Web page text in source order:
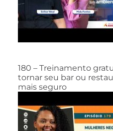
180 – Treinamento
tornar seu bar ou
mais seguro